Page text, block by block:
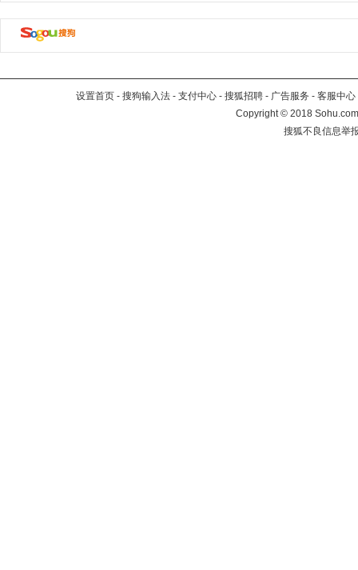
设置首页 - 搜狗输入法 - 支付中心 - 搜狐招聘 - 广告服务 - 客服中心
Copyright©2018
搜狐不良信息举